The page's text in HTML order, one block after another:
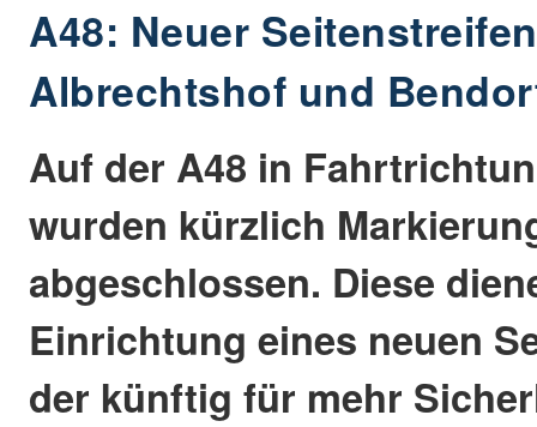
A48: Neuer
Albrechtshof und
Auf der A48 in
wurden kürzlich
abgeschlossen. Diese
Einrichtung eines neuen
der künftig für mehr